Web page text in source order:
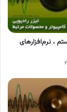
، نرم‌افزارهای